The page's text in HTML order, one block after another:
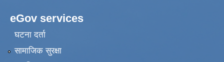
eGov services
घटना दर्ता
सामाजिक सुरक्षा